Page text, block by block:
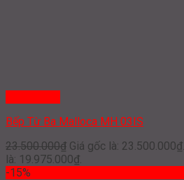
Bếp Từ Ba Malloca MH 03IS
23.500.000₫ Giá gốc là: 23.500.000₫.
là: 19.975.000₫.
-15%